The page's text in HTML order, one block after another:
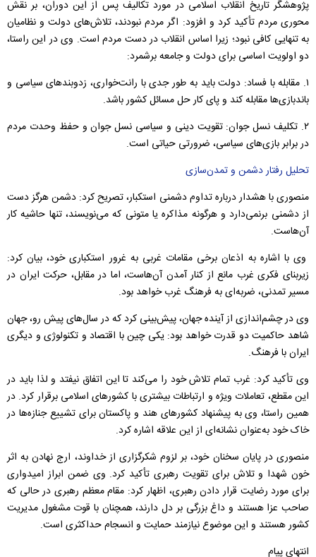
پژوهشگر تاریخ انقلاب اسلامی در مورد تکالیف پس از این دوران، بر نقش
محوری مردم تأکید کرد و افزود: اگر مردم نبودند، تلاش‌های دولت و نظامیان
به تنهایی کافی نبود؛ زیرا اساس انقلاب در دست مردم است. وی در این راستا،
دو اولویت اساسی برای دولت و جامعه برشمرد:
۱. مقابله با فساد: دولت باید به طور جدی با رانت‌خواری، زدوبندهای سیاسی و
باندبازی‌ها مقابله کند و پای کار حل مسائل کشور باشد.
۲. تکلیف نسل جوان: تقویت دینی و سیاسی نسل جوان و حفظ وحدت مردم
در برابر بازی‌های سیاسی، ضرورتی حیاتی است.
تحلیل رفتار دشمن و تمدن‌سازی
منصوری با هشدار درباره تداوم دشمنی استکبار، تصریح کرد: دشمن هرگز دست
از دشمنی برنمی‌دارد و هرگونه مذاکره یا متونی که می‌نویسند، تنها حاشیه کار
آن‌هاست.
وی با اشاره به اذعان برخی مقامات غربی به غرور استکباری خود، بیان کرد:
زیربنای فکری غرب مانع از کنار آمدن آن‌هاست، اما در مقابل، حرکت ایران در
مسیر تمدنی، ضربه‌ای به فرهنگ غرب خواهد بود.
وی در چشم‌اندازی از آینده جهان، پیش‌بینی کرد که در سال‌های پیش رو، جهان
شاهد حاکمیت دو قدرت خواهد بود: یکی چین با اقتصاد و تکنولوژی و دیگری
ایران با فرهنگ.
وی تأکید کرد: غرب تمام تلاش خود را می‌کند تا این اتفاق نیفتد و لذا باید در
این مقطع، تعاملات ویژه و ارتباطات بیشتری با کشورهای اسلامی برقرار کرد. در
همین راستا، وی به پیشنهاد کشورهای هند و پاکستان برای تشییع جنازه‌ها در
خاک خود به‌عنوان نشانه‌ای از این علاقه اشاره کرد.
منصوری در پایان سخنان خود، بر لزوم شکرگزاری از خداوند، ارج نهادن به اثر
خون شهدا و تلاش برای تقویت رهبری تأکید کرد. وی ضمن ابراز امیدواری
برای مورد رضایت قرار دادن رهبری، اظهار کرد: مقام معظم رهبری در حالی که
صاحب عزا هستند و داغ بزرگی بر دل دارند، همچنان با قوت مشغول مدیریت
کشور هستند و این موضوع نیازمند حمایت و انسجام حداکثری است.
انتهای پیام